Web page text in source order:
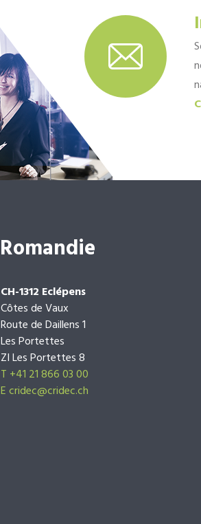
Romandie
CH-1312 Eclépens
Côtes de Vaux
Route de Daillens 1
Les Portettes
ZI Les Portettes 8
T +41 21 866 03 00
Ecridec@cridec.ch